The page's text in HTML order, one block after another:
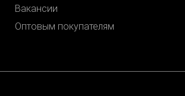
Вакансии
Оптовым покупателям